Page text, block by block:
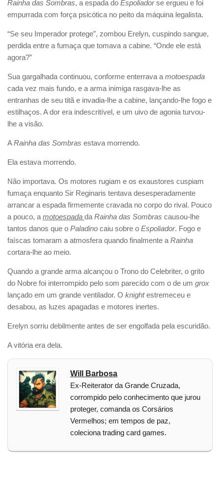
Rainha das Sombras, a espada do Espoliadorse ergueu e foi
empurrada com força psicótica no peito da máquina legalista.
“Se seu Imperador protege”, zombou Erelyn, cuspindo sangue,
perdida entre a fumaça que tomava a cabine. “Onde ele está
agora?”
Sua gargalhada continuou, conforme enterrava a motoespada
cada vez mais fundo, e a arma inimiga rasgava-lhe as
entranhas de seu titã e invadia-lhe a cabine, lançando-lhe fogo e
estilhaços. A dor era indescritível, e um uivo de agonia turvou-
lhe a visão.
ARainha das Sombras estava morrendo.
Ela estava morrendo.
Não importava. Os motores rugiam e os exaustores cuspiam
fumaça enquanto Sir Reginaris tentava desesperadamente
arrancar a espada firmemente cravada no corpo do rival. Pouco
a pouco, a motoespada da Rainha das Sombras causou-lhe
tantos danos que o Paladino caiu sobre o Espoliador. Fogo e
faíscas tomaram a atmosfera quando finalmente a Rainha
cortara-lhe ao meio.
Quando a grande arma alcançou o Trono do Celebriter, o grito
do Nobre foi interrompido pelo som parecido com o de um grox
lançado em um grande ventilador. O knightestremeceu e
desabou, as luzes apagadas e motores inertes.
Erelyn sorriu debilmente antes de ser engolfada pela escuridão.
A vitória era dela.
Will Barbosa
Ex-Reiterator da Grande Cruzada,
corrompido pelo conhecimento que jurou
proteger, comanda os Corsários
Vermelhos; em tempos de paz,
coleciona trading card games.